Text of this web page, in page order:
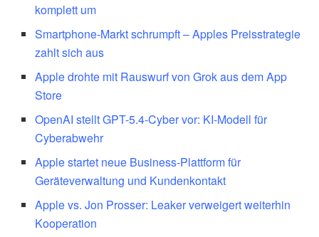
komplett um
Smartphone-Markt schrumpft – Apples Preisstrategie
zahlt sich aus
Apple drohte mit Rauswurf von Grok aus dem App
Store
OpenAI stellt GPT-5.4-Cyber vor: KI-Modell für
Cyberabwehr
Apple startet neue Business-Plattform für
Geräteverwaltung und Kundenkontakt
Apple vs. Jon Prosser: Leaker verweigert weiterhin
Kooperation